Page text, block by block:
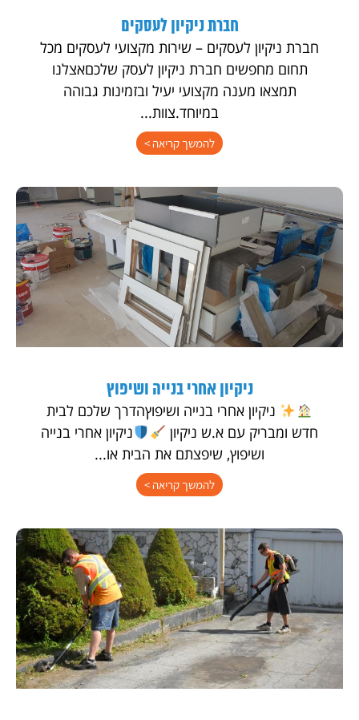
חברת ניקיון לעסקים
חברת ניקיון לעסקים – שירות מקצועי לעסקים מכל
תחום מחפשים חברת ניקיון לעסק שלכםאצלנו
תמצאו מענה מקצועי יעיל ובזמינות גבוהה
במיוחד.צוות...
להמשך קריאה >
ניקיון אחרי בנייה ושיפוץ
ניקיון אחרי בנייה ושיפוץהדרך שלכם לבית
חדש ומבריק עם א.ש ניקיון
ניקיון אחרי בנייה
ושיפוץ, שיפצתם את הבית או...
להמשך קריאה >